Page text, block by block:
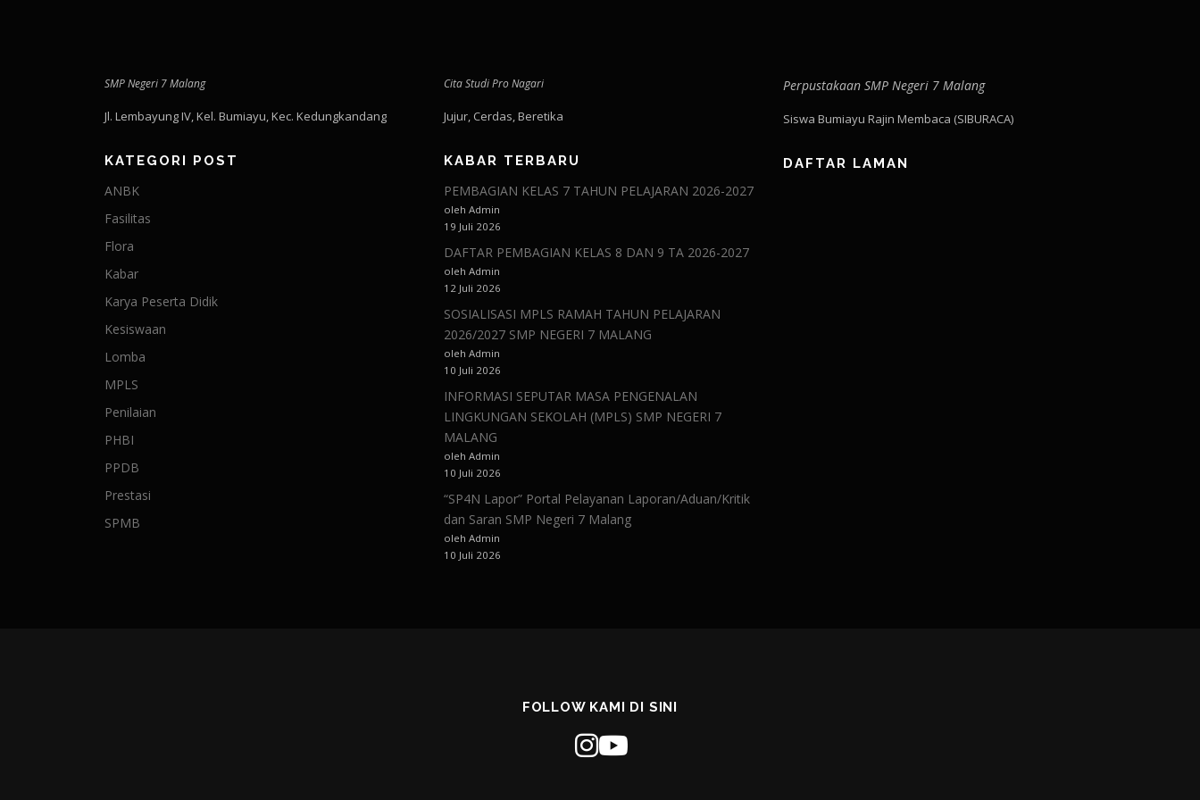
SMP Negeri 7 Malang
Jl. Lembayung IV, Kel. Bumiayu, Kec. Kedungkandang
KATEGORI POST
ANBK
Fasilitas
Flora
Kabar
Karya Peserta Didik
Kesiswaan
Lomba
MPLS
Penilaian
PHBI
PPDB
Prestasi
SPMB
Cita Studi Pro Nagari
Jujur, Cerdas, Beretika
KABAR TERBARU
PEMBAGIAN KELAS 7 TAHUN PELAJARAN 2026-2027
oleh Admin
19 Juli 2026
DAFTAR PEMBAGIAN KELAS 8 DAN 9 TA 2026-2027
oleh Admin
12 Juli 2026
SOSIALISASI MPLS RAMAH TAHUN PELAJARAN
2026/2027 SMP NEGERI 7 MALANG
oleh Admin
10 Juli 2026
INFORMASI SEPUTAR MASA PENGENALAN
LINGKUNGAN SEKOLAH (MPLS) SMP NEGERI 7
MALANG
oleh Admin
10 Juli 2026
“SP4N Lapor” Portal Pelayanan Laporan/Aduan/Kritik
dan Saran SMP Negeri 7 Malang
oleh Admin
10 Juli 2026
Perpustakaan SMP Negeri 7 Malang
Siswa Bumiayu Rajin Membaca (SIBURACA)
DAFTAR LAMAN
FOLLOW KAMI DI SINI